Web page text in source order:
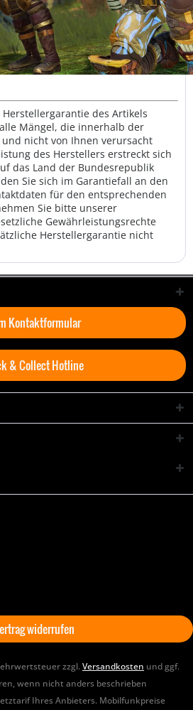
Herstellergarantie des Artikels
Mängel, die innerhalb der
nicht von Ihnen verursacht
des Herstellers erstreckt sich
das Land der Bundesrepublik
Sie sich im Garantiefall an den
für den entsprechenden
Sie bitte unserer
Gewährleistungsrechte
Herstellergarantie nicht
Kontaktformular
& Collect Hotline
widerrufen
zzgl.Versandkosten und ggf.
wenn nicht anders beschrieben
Ihres Anbieters. Mobilfunkpreise